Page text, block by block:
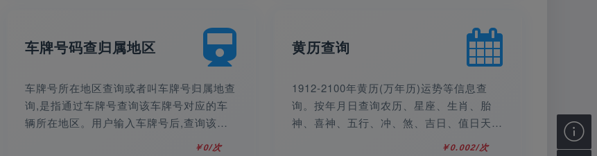
车牌号码查归属地区
车牌号所在地区查询或者叫车牌号归属地查
询,是指通过车牌号查询该车牌号对应的车
辆所在地区。用户输入车牌号后,查询该车
￥0/次
黄历查询
1912-2100年黄历(万年历)运势等信息查
询。按年月日查询农历、星座、生肖、胎
神、喜神、五行、冲、煞、吉日、值日天
神、凶神、吉神宜趋、财神、喜神、福神、
￥0.002/次
